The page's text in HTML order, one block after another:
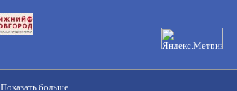
Показать больше